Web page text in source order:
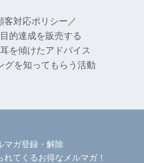
客対応ポリシー／
的達成を販売する
を傾けたアドバイス
グを知ってもらう活動
マガ登録・解除
てくるお得なメルマガ！